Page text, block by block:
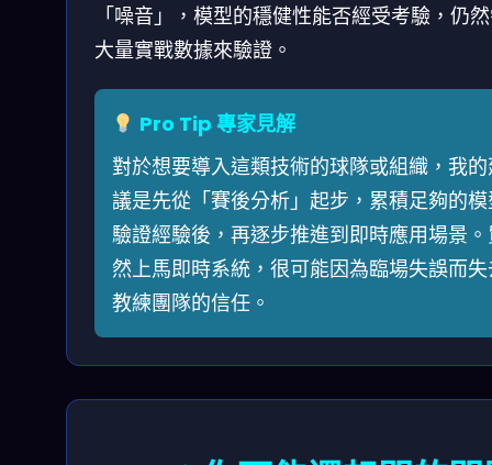
「噪音」，模型的穩健性能否經受考驗，仍
大量實戰數據來驗證。
Pro Tip 專家見解
對於想要導入這類技術的球隊或組織，我
議是先從「賽後分析」起步，累積足夠的
驗證經驗後，再逐步推進到即時應用場景
然上馬即時系統，很可能因為臨場失誤而
教練團隊的信任。